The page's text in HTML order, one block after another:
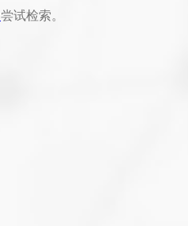
尝试检索。